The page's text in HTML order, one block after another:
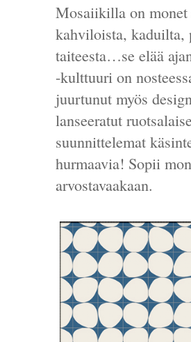
Mosaiikilla on monet
kahviloista, kaduilta,
taiteesta…se elää
-kulttuuri on
juurtunut myös
lanseeratut
suunnittelemat
hurmaavia! Sopii
arvostavaakaan.